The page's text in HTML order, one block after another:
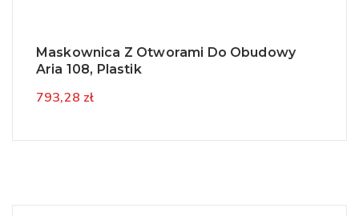
Maskownica Z Otworami Do Obudowy
Aria 108, Plastik
793,28 zł